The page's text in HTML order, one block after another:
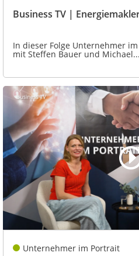
Business TV |
In dieser Folge Unternehmer
mit Steffen Bauer und Michael...
Unternehmer im Portrait